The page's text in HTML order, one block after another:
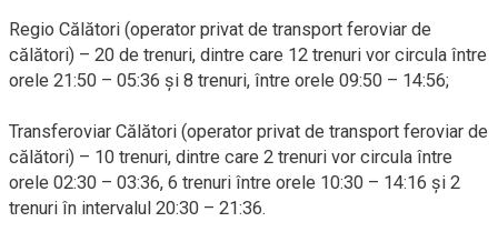
Regio Călători (operator privat de transport feroviar de
călători) – 20 de trenuri, dintre care 12 trenuri vor circula între
orele 21:50 – 05:36 și 8 trenuri, între orele 09:50 – 14:56;
Transferoviar Călători (operator privat de transport feroviar de
călători) – 10 trenuri, dintre care 2 trenuri vor circula între
orele 02:30 – 03:36, 6 trenuri între orele 10:30 – 14:16 și 2
trenuri în intervalul 20:30 – 21:36.